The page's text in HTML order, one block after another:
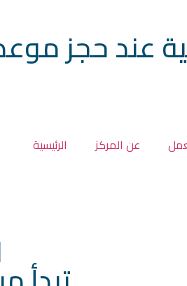
عند حجز
الرئيسية عن المركز